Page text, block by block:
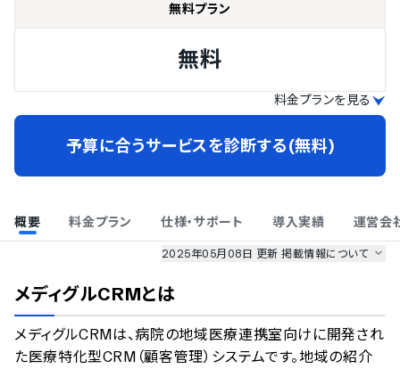
無料プラン
無料
料金プランを見る
予算に合うサービスを診断する(無料)
概要 料金プラン 仕様・サポート 導入実績 運営会
2025年05月08日 更新掲載情報について
のサービス情報は、
のサービスデータを参照しています。
情報更新者：業界DX最強ナビ編集部 情報取得元 掲載修正依頼
メディグルCRMとは
メディグルCRMは、病院の地域医療連携室向けに開発され
た医療特化型CRM（顧客管理）システムです。地域の紹介